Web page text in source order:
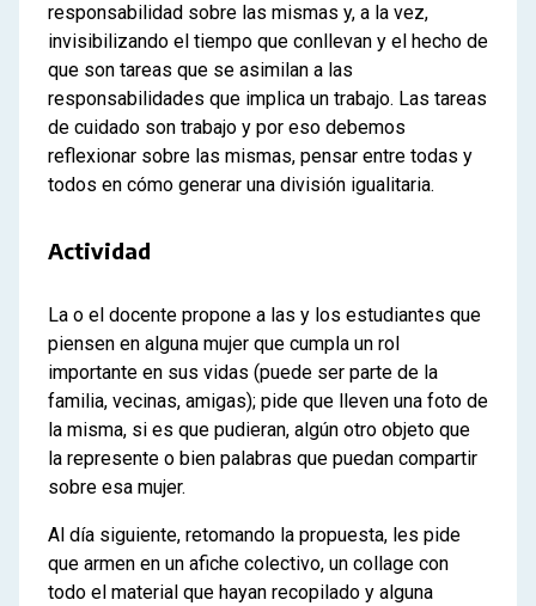
responsabilidad sobre las mismas y, a la vez,
invisibilizando el tiempo que conllevan y el hecho de
que son tareas que se asimilan a las
responsabilidades que implica un trabajo. Las tareas
de cuidado son trabajo y por eso debemos
reflexionar sobre las mismas, pensar entre todas y
todos en cómo generar una división igualitaria.
Actividad
La o el docente propone a las y los estudiantes que
piensen en alguna mujer que cumpla un rol
importante en sus vidas (puede ser parte de la
familia, vecinas, amigas); pide que lleven una foto de
la misma, si es que pudieran, algún otro objeto que
la represente o bien palabras que puedan compartir
sobre esa mujer.
Al día siguiente, retomando la propuesta, les pide
que armen en un afiche colectivo, un collage con
todo el material que hayan recopilado y alguna